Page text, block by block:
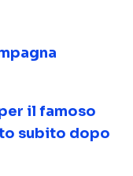
il famoso
subito dopo